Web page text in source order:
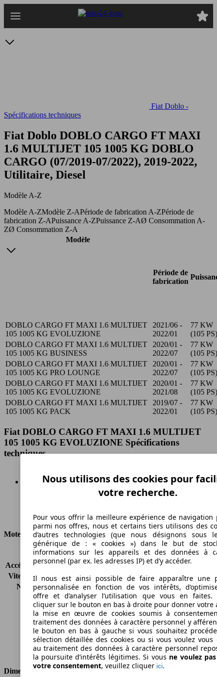
au
Fiat Doblo -
Spécifications techniques
Fiat Doblo DOBLO CARGO FT MAXI
1.6 MULTIJET 105 1005 KG DOBLO
CARGO (07/2019-07/2022), 2019-2022,
Utilitaire, Diesel
Modèle A-Z
Modèle A-ZModèle Z-APériode de fabrication A-ZPériode de
fabrication Z-APuissance A-ZPuissance Z-AØ Consommation A-
ZØ Consommation Z-A
Modèle
Période de
fabrication
DOBLO CARGO FT MAXI 1.6 MULTIJET
105 1005 KG EVOLUZIONE
2021/06 -
2022/01
77 KW
(105 PS)
DOBLO CARGO FT MAXI 1.6 MULTIJET
105 1005 KG BUSINESS
2020/01 -
2022/07
77 KW
(105 PS)
DOBLO CARGO FT MAXI 1.6 MULTIJET
105 1005 KG PRO LOUNGE
2020/01 -
2022/07
77 KW
(105 PS)
DOBLO CARGO FT MAXI 1.6 MULTIJET
105 1005 KG EVOLUZIONE
2020/01 -
2021/08
77 KW
(105 PS)
DOBLO CARGO FT MAXI 1.6 MULTIJET
105 1005 KG PACK
2019/07 -
2022/01
77 KW
(105 PS)
Fiat DOBLO CARGO FT MAXI 1.6 MULTIJET
105 1005 KG EVOLUZIONE Spécifications
techniques
Carburant
Moteur et Puissance
KW (CH)
77 kW (105 PS)
Accélération (0-100 km/h)
Vitesse maximale (km/h)
Nombre de vitesses
6
Couple
320 nm
Cylindrée
1598 ccm
Carburant
Diesel
Cylindres
4
Transmission
Boîte manuelle
Type de traction
Traction avant
Dimensions
Nous utilisons des cookies pour
votre recherche.
Pour vous offrir la meilleure expérience de navigation
parmi nos offres, nous et certains tiers utilisons des
d’autres technologies (que nous désignons sous
générique de : « cookies ») dans le but de
informations sur les appareils et des données à
personnel (par ex. les adresses IP) et d’y accéder.
Il nous est ainsi possible de faire apparaître une
personnalisée en fonction de vos intérêts,
offre et d’analyser l’utilisation que vous en faites.
cliquer sur le bouton en bas à droite pour donner votre
la mise en œuvre de cookies soumis à
traitement des données à caractère personnel y
le bouton en bas à gauche si vous souhaitez
sélection détaillée des cookies ou si vous voulez vous
au traitement des données à caractère personnel
la poursuite d’intérêts légitimes. Si vous ne voulez
votre consentement, veuillez cliquer ici.